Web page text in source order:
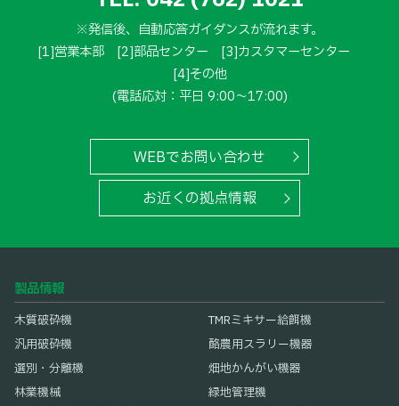
※発信後、自動応答ガイダンスが流れます。
[1]営業本部
[2]部品センター
[3]カスタマーセンター
[4]その他
(電話応対：平日 9:00～17:00)
WEBでお問い合わせ
お近くの拠点情報
製品情報
木質破砕機
汎用破砕機
選別・分離機
林業機械
TMRミキサー給餌機
酪農用スラリー機器
畑地かんがい機器
緑地管理機